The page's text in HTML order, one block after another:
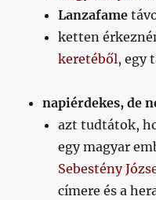
Lanzafame
ketten
keretéből, egy
napiérdekes, de
azt tudtátok,
egy magyar
Sebestény
címere és a